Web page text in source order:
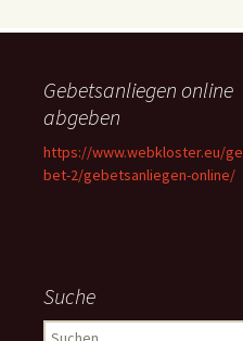
Gebetsanliegen online
abgeben
https://www.webkloster.eu/ge
bet-2/gebetsanliegen-online/
Suche
Suchen